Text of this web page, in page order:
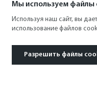
+7 (495) 797-69-70
Мы используем файлы
Используя наш сайт, вы
использование файлов
Разрешить файлы